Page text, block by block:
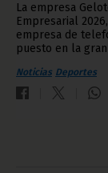
La empresa
Empresarial
empresa de
puesto en la
Noticias Deportes